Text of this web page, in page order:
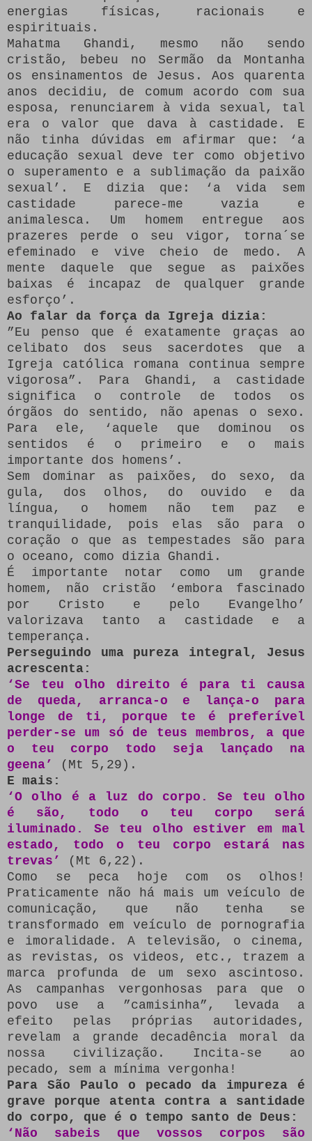
energias físicas, racionais e
espirituais.
Mahatma Ghandi, mesmo não sendo
cristão, bebeu no Sermão da Montanha
os ensinamentos de Jesus. Aos quarenta
anos decidiu, de comum acordo com sua
esposa, renunciarem à vida sexual, tal
era o valor que dava à castidade. E
não tinha dúvidas em afirmar que: ‘a
educação sexual deve ter como objetivo
o superamento e a sublimação da paixão
sexual’. E dizia que: ‘a vida sem
castidade parece-me vazia e
animalesca. Um homem entregue aos
prazeres perde o seu vigor, torna´se
efeminado e vive cheio de medo. A
mente daquele que segue as paixões
baixas é incapaz de qualquer grande
esforço’.
Ao falar da força da Igreja dizia:
”Eu penso que é exatamente graças ao
celibato dos seus sacerdotes que a
Igreja católica romana continua sempre
vigorosa”. Para Ghandi, a castidade
significa o controle de todos os
órgãos do sentido, não apenas o sexo.
Para ele, ‘aquele que dominou os
sentidos é o primeiro e o mais
importante dos homens’.
Sem dominar as paixões, do sexo, da
gula, dos olhos, do ouvido e da
língua, o homem não tem paz e
tranquilidade, pois elas são para o
coração o que as tempestades são para
o oceano, como dizia Ghandi.
É importante notar como um grande
homem, não cristão ‘embora fascinado
por Cristo e pelo Evangelho’
valorizava tanto a castidade e a
temperança.
Perseguindo uma pureza integral, Jesus
acrescenta:
‘Se teu olho direito é para ti causa
de queda, arranca-o e lança-o para
longe de ti, porque te é preferível
perder-se um só de teus membros, a que
o teu corpo todo seja lançado na
geena’
(Mt 5,29).
E mais:
‘O olho é a luz do corpo. Se teu olho
é são, todo o teu corpo será
iluminado. Se teu olho estiver em mal
estado, todo o teu corpo estará nas
trevas’
(Mt 6,22).
Como se peca hoje com os olhos!
Praticamente não há mais um veículo de
comunicação, que não tenha se
transformado em veículo de pornografia
e imoralidade. A televisão, o cinema,
as revistas, os videos, etc., trazem a
marca profunda de um sexo ascintoso.
As campanhas vergonhosas para que o
povo use a ”camisinha”, levada a
efeito pelas próprias autoridades,
revelam a grande decadência moral da
nossa civilização. Incita-se ao
pecado, sem a mínima vergonha!
Para São Paulo o pecado da impureza é
grave porque atenta contra a santidade
do corpo, que é o tempo santo de Deus:
‘Não sabeis que vossos corpos são